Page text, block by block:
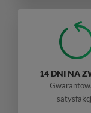
14 DNI NA